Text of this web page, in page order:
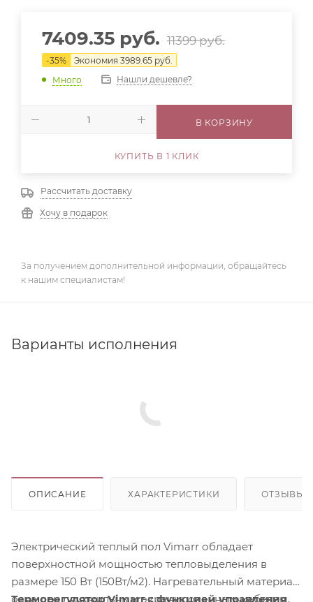
7409.35 руб. 11399руб.
-35% Экономия 3989.65 руб.
Много
Нашли дешевле?
В КОРЗИНУ
КУПИТЬ В 1 КЛИК
Рассчитать доставку
Хочу в подарок
За получением дополнительной информации, обращайтесь
к нашим специалистам!
Варианты исполнения
ОПИСАНИЕ ХАРАКТЕРИСТИКИ ОТЗЫВЫ
Электрический теплый пол Vimarr обладает
поверхностной мощностью тепловыделения в
размере 150 Вт (150Вт/м2). Нагревательный материал
оснащен двухжильным экранированным кабелем,
Терморегулятор Vimarr с функцией управления